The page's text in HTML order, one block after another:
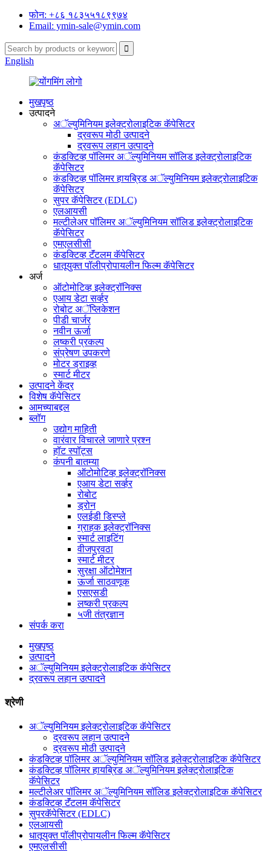
फोन: +८६ १८३५५१८९९७४
Email: ymin-sale@ymin.com
English
मुखपृष्ठ
उत्पादने
अॅल्युमिनियम इलेक्ट्रोलाइटिक कॅपेसिटर
द्रवरूप मोठी उत्पादने
द्रवरूप लहान उत्पादने
कंडक्टिव्ह पॉलिमर अॅल्युमिनियम सॉलिड इलेक्ट्रोलाइटिक
कॅपेसिटर
कंडक्टिव्ह पॉलिमर हायब्रिड अॅल्युमिनियम इलेक्ट्रोलाइटिक
कॅपेसिटर
सुपर कॅपेसिटर (EDLC)
एलआयसी
मल्टीलेअर पॉलिमर अॅल्युमिनियम सॉलिड इलेक्ट्रोलाइटिक
कॅपेसिटर
एमएलसीसी
कंडक्टिव्ह टॅंटलम कॅपेसिटर
धातूयुक्त पॉलीप्रोपायलीन फिल्म कॅपेसिटर
अर्ज
ऑटोमोटिव्ह इलेक्ट्रॉनिक्स
एआय डेटा सर्व्हर
रोबोट अॅप्लिकेशन
पीडी चार्जर
नवीन ऊर्जा
लष्करी प्रकल्प
संप्रेषण उपकरणे
मोटर ड्राइव्ह
स्मार्ट मीटर
उत्पादने केंद्र
विशेष कॅपेसिटर
आमच्याबद्दल
ब्लॉग
उद्योग माहिती
वारंवार विचारले जाणारे प्रश्न
हॉट स्पॉट्स
कंपनी बातम्या
ऑटोमोटिव्ह इलेक्ट्रॉनिक्स
एआय डेटा सर्व्हर
रोबोट
ड्रोन
एलईडी डिस्प्ले
ग्राहक इलेक्ट्रॉनिक्स
स्मार्ट लाइटिंग
वीजपुरवठा
स्मार्ट मीटर
सुरक्षा ऑटोमेशन
ऊर्जा साठवणूक
एसएसडी
लष्करी प्रकल्प
५जी तंत्रज्ञान
संपर्क करा
मुखपृष्ठ
उत्पादने
अॅल्युमिनियम इलेक्ट्रोलाइटिक कॅपेसिटर
द्रवरूप लहान उत्पादने
श्रेणी
अॅल्युमिनियम इलेक्ट्रोलाइटिक कॅपेसिटर
द्रवरूप लहान उत्पादने
द्रवरूप मोठी उत्पादने
कंडक्टिव्ह पॉलिमर अॅल्युमिनियम सॉलिड इलेक्ट्रोलाइटिक कॅपेसिटर
कंडक्टिव्ह पॉलिमर हायब्रिड अॅल्युमिनियम इलेक्ट्रोलाइटिक
कॅपेसिटर
मल्टीलेअर पॉलिमर अॅल्युमिनियम सॉलिड इलेक्ट्रोलाइटिक कॅपेसिटर
कंडक्टिव्ह टॅंटलम कॅपेसिटर
सुपरकॅपेसिटर (EDLC)
एलआयसी
धातूयुक्त पॉलीप्रोपायलीन फिल्म कॅपेसिटर
एमएलसीसी